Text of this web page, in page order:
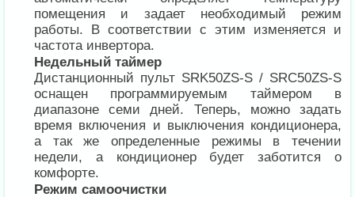
помещения и задает необходимый режим
работы. В соответствии с этим изменяется и
частота инвертора.
Недельный таймер
Дистанционный пульт SRK50ZS-S / SRC50ZS-S
оснащен программируемым таймером в
диапазоне семи дней. Теперь, можно задать
время включения и выключения кондиционера,
а так же определенные режимы в течении
недели, а кондиционер будет заботится о
комфорте.
Режим самоочистки